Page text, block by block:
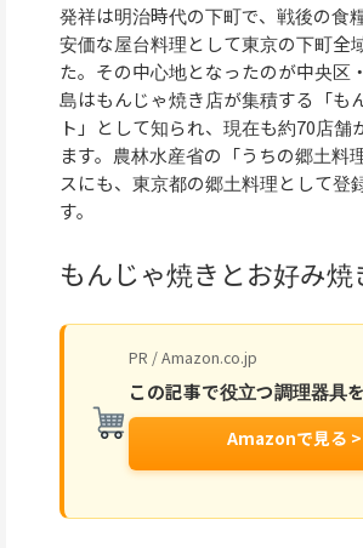
発祥は明治時代の下町で、戦後の食
安価な屋台料理として東京の下町全
た。その中心地となったのが中央区
島はもんじゃ焼き店が集積する「も
ト」として知られ、現在も約70店舗
ます。農林水産省の「うちの郷土料
スにも、東京都の郷土料理として登
す。
もんじゃ焼きとお好み焼
PR / Amazon.co.jp
この記事で役立つ調理器具
Amazonで見る >